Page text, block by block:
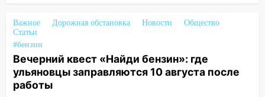
15:05
Столкновение двух «Лад» в
Димитровграде: пассажирка оказалась
в больнице
14:23 В Вешкаймском районе
перевернулся самодельный байк
Важное Дорожная обстановка Новости
Общество
Статьи
#бензин
Вечерний квест «Найди бензин»: где
ульяновцы заправляются 10 августа после
работы